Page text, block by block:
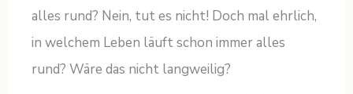
alles rund? Nein, tut es nicht! Doch mal ehrlich,
in welchem Leben läuft schon immer alles
rund? Wäre das nicht langweilig?